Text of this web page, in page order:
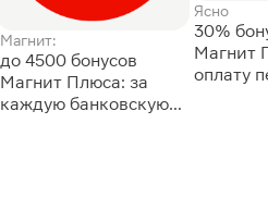
Магнит:
до 4500 бонусов
Магнит Плюса: за
каждую банковскую
Ясно
30%
Магнит
оплату